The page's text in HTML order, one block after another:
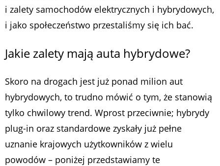
i zalety samochodów elektrycznych i hybrydowych,
i jako społeczeństwo przestaliśmy się ich bać.
Jakie zalety mają auta hybrydowe?
Skoro na drogach jest już ponad milion aut
hybrydowych, to trudno mówić o tym, że stanowią
tylko chwilowy trend. Wprost przeciwnie; hybrydy
plug-in oraz standardowe zyskały już pełne
uznanie krajowych użytkowników z wielu
powodów – poniżej przedstawiamy te